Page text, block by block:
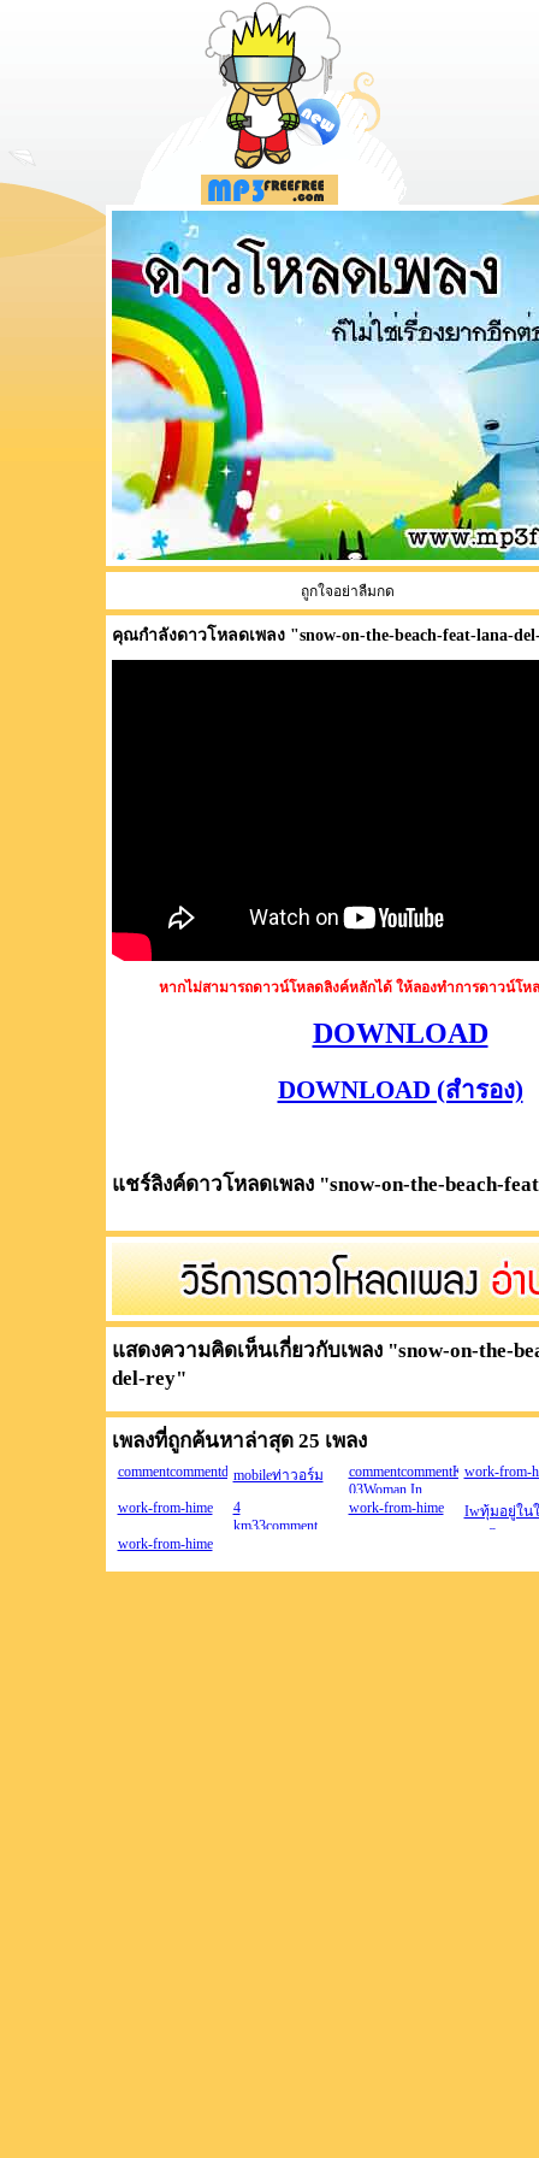
ถูกใจอย่าลืมกด
คุณกำลังดาวโหลดเพลง "snow-on-the-beach-feat-lana-
หากไม่สามารถดาวน์โหลดลิงค์หลักได้ ให้ลองทำการดาวน์โห
DOWNLOAD
DOWNLOAD (สำรอง)
แชร์ลิงค์ดาวโหลดเพลง "snow-on-the-beach-
แสดงความคิดเห็นเกี่ยวกับเพลง "snow-on-the-
del-rey"
เพลงที่ถูกค้นหาล่าสุด 25 เพลง
mobileท่าวอร์ม
commentcommentKopgYmidi
03Woman In
Love midi
work-from-
work-from-hime
4
km33comment…
work-from-hime
Iwทุ้มอยู่ใน
จบ-Outทหา
work-from-hime